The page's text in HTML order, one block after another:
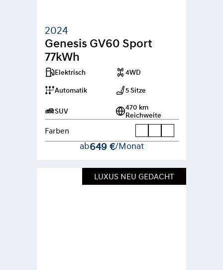
2024
Genesis GV60 Sport
77kWh
Elektrisch 4WD
Automatik 5 Sitze
SUV
470 km
Reichweite
Farben
ab649 €/Monat
LUXUS NEU GEDACHT